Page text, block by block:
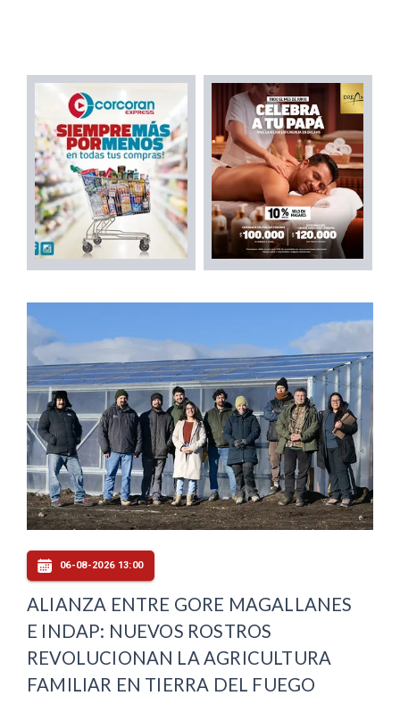
06-08-2026 13:00
ALIANZA ENTRE GORE MAGALLANES
E INDAP: NUEVOS ROSTROS
REVOLUCIONAN LA AGRICULTURA
FAMILIAR EN TIERRA DEL FUEGO